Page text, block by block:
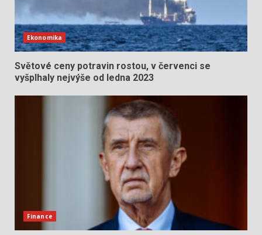
Ekonomika
Světové ceny potravin rostou, v červenci se
vyšplhaly nejvýše od ledna 2023
Finance